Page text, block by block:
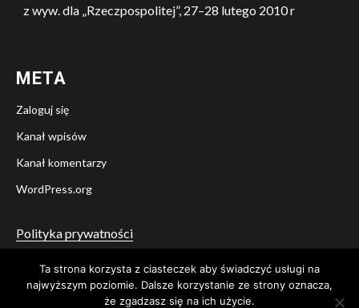
z wyw. dla „Rzeczpospolitej”, 27–28 lutego 2010 r
META
Zaloguj się
Kanał wpisów
Kanał komentarzy
WordPress.org
Polityka prywatności
TwitterFacebook
YouTubeInstagram
Ta strona korzysta z ciasteczek aby świadczyć usługi na
najwyższym poziomie. Dalsze korzystanie ze strony oznacza,
że zgadzasz się na ich użycie.